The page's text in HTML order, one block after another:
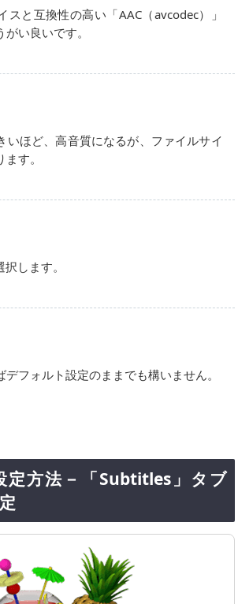
スと互換性の高い「AAC（avcodec）」
い良いです。
いほど、高音質になるが、ファイルサイ
す。
択します。
デフォルト設定のままでも構いません。
定方法－「Subtitles」タブ